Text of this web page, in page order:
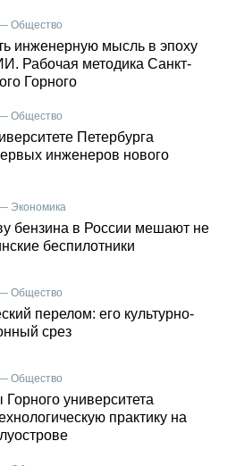
Общество
инженерную мысль в эпоху
Рабочая методика Санкт-
Горного
Общество
Петербурга
инженеров нового
Экономика
бензина в России мешают не
беспилотники
Общество
перелом: его культурно-
срез
Общество
Горного университета
практику на